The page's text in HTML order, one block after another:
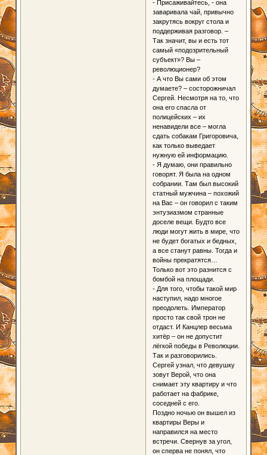
- Присаживайтесь, - она
заваривала чай, привычно
закрутясь вокруг стола и
поддерживая разговор. –
Так значит, вы и есть тот
самый «подозрительный
субъект»? Вы –
революционер?
- А что Вы сами об этом
думаете? – состорожничал
Сергей. Несмотря на то, что
она его спасла от
полицейских – их
ненавидели все – могла
сдать собакам Григоровича,
как только выведает
нужную ей информацию.
- Я думаю, они правильно
говорят. Я была на одном
собрании. Там был высокий
статный мужчина – похожий
на Вас – он говорил с таким
энтузиазмом странные
доселе вещи. Будто все
люди могут жить в мире, что
не будет богатых и бедных,
а все станут равны. Тогда и
войны прекратятся…
Только вот это разнится с
бомбой на площади.
- Для того, чтобы такой мир
наступил, надо многое
преодолеть. Император
просто так свой трон не
отдаст. И Канцлер весьма
хитёр – он не допустит
лёгкой победы в Революции.
Так и разговорились.
Сергей узнал, что девушку
зовут Верой, что она
снимает эту квартиру и что
работает на фабрике,
соседней с его.
Поздно ночью он вышел из
квартиры Веры и
направился на место
встречи. Свернув за угол,
он сперва не понял, что